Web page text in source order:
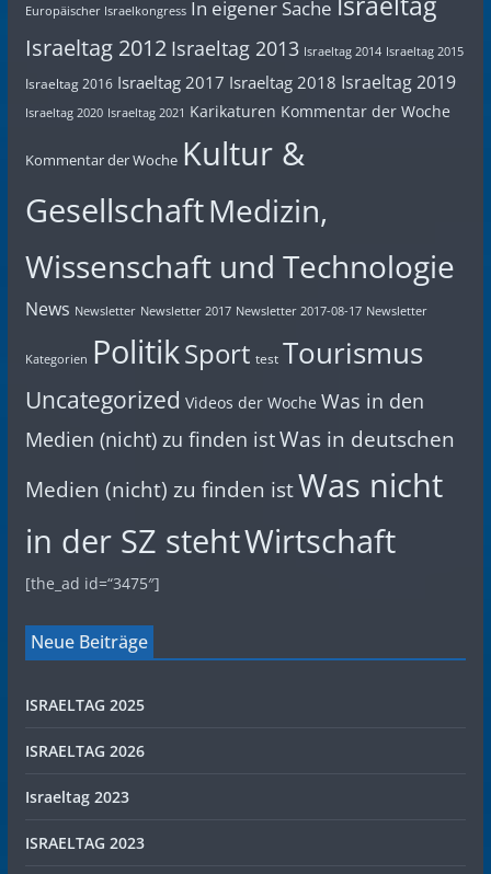
Europäischer Israelkongress In eigener Sache
Israeltag 2012 Israeltag 2013 Israeltag 2014 Israeltag 2015
Israeltag 2016 Israeltag 2017 Israeltag 2018 Israeltag 2019
Israeltag 2020 Israeltag 2021 Karikaturen Kommentar der Woche
Kommentar der Woche Kultur &
GesellschaftMedizin,
Wissenschaft und Technologie
News Newsletter Newsletter 2017 Newsletter 2017-08-17 Newsletter
Kategorien PolitikSport test Tourismus
Uncategorized Videos der Woche Was in den
Medien (nicht) zu finden istWas in deutschen
Medien (nicht) zu finden istWas nicht
in der SZ stehtWirtschaft
[the_ad id=“3475″]
Neue Beiträge
ISRAELTAG 2025
ISRAELTAG 2026
Israeltag 2023
ISRAELTAG 2023